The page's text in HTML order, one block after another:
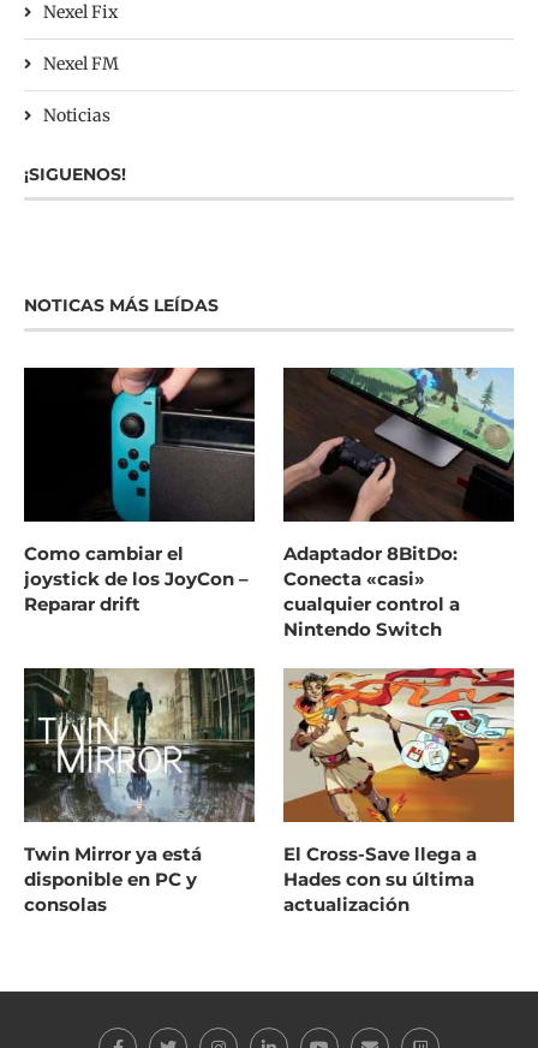
Nexel Fix
Nexel FM
Noticias
¡SIGUENOS!
NOTICAS MÁS LEÍDAS
Como cambiar el
joystick de los JoyCon –
Reparar drift
Adaptador 8BitDo:
Conecta «casi»
cualquier control a
Nintendo Switch
Twin Mirror ya está
disponible en PC y
consolas
El Cross-Save llega a
Hades con su última
actualización